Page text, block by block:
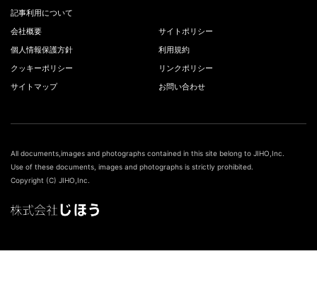
記事利用について
会社概要
サイトポリシー
個人情報保護方針
利用規約
クッキーポリシー
リンクポリシー
サイトマップ
お問い合わせ
All documents,images and photographs contained in this site belong to JIHO,Inc.
Use of these documents, images and photographs is strictly prohibited.
Copyright (C) JIHO,Inc.